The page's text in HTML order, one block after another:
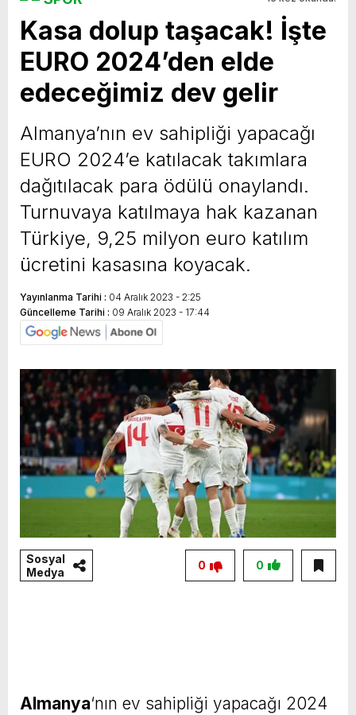
yeni özellikler belli oldu
Kasa dolup taşacak! İşte
EURO 2024’den elde
edeceğimiz dev gelir
Almanya’nın ev sahipliği yapacağı
EURO 2024’e katılacak takımlara
dağıtılacak para ödülü onaylandı.
Turnuvaya katılmaya hak kazanan
Türkiye, 9,25 milyon euro katılım
ücretini kasasına koyacak.
Yayınlanma Tarihi : 04 Aralık 2023 - 2:25
Güncelleme Tarihi : 09 Aralık 2023 - 17:44
Sosyal
Medya
0
0
Almanya‘nın ev sahipliği yapacağı 2024